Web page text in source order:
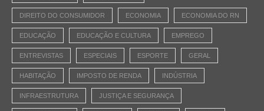
DIREITO DO CONSUMIDOR ECONOMIA ECONOMIA DO RN
EDUCAÇÃO EDUCAÇÃO E CULTURA EMPREGO
ENTREVISTAS ESPECIAIS ESPORTE GERAL
HABITAÇÃO IMPOSTO DE RENDA INDÚSTRIA
INFRAESTRUTURA JUSTIÇA E SEGURANÇA